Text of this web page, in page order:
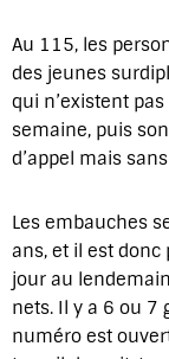
Au 115, les
des jeunes
qui n’existent
semaine, puis
d’appel mais
Les embauches
ans, et il est donc
jour au
nets. Il y a 6 ou 7
numéro est